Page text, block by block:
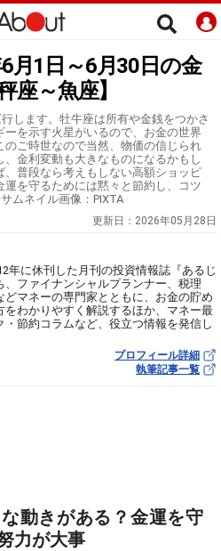
月1日～6月30日の金
座～魚座】
します。牡牛座は所有や金銭をつかさ
を示す火星がいるので、お金の世界
ご時世なので当然、物価の信じられ
金利変動も大きなものになるかもし
普段なら考えもしない高額ショッピ
を守るためには黙々と節約し、コツ
ムネイル画像：PIXTA
更新日： 2026年05月28日
年に休刊した月刊の投資情報誌『あるじ
、ファイナンシャルプランナー、税理
どマネーの専門家とともに、お金の貯め
をわかりやすく解説するほか、マネー最
・節約コラムなど、役立つ情報を発信し
プロフィール詳細
執筆記事一覧
動きがある？金運を守
力が大事